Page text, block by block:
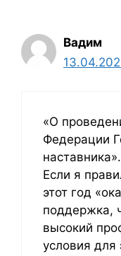
Вадим
«О
Федерации
Если я
этот год
поддержка,
высокий
условия для